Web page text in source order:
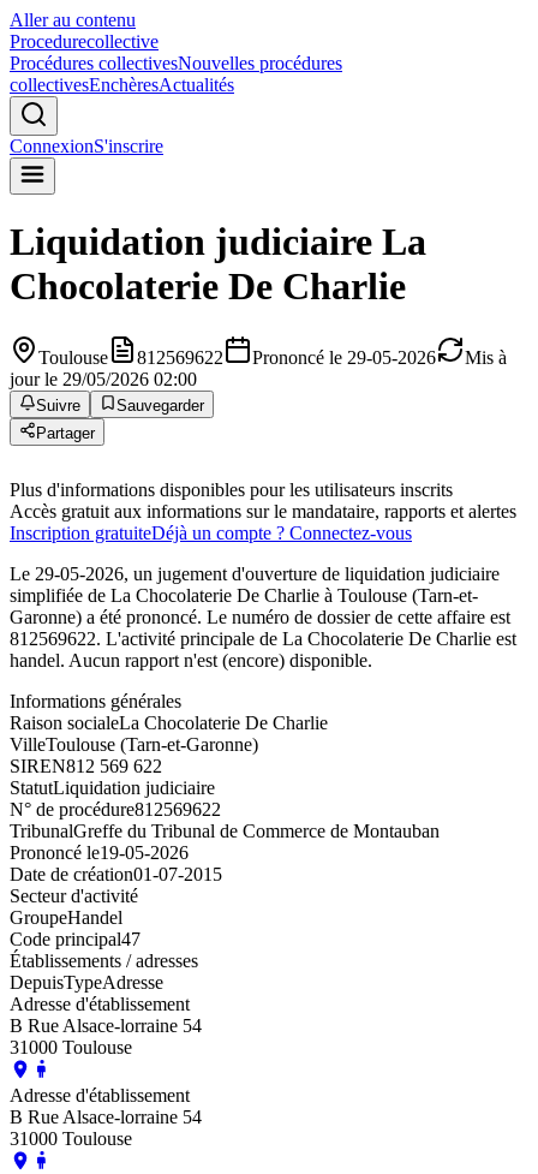
Aller au contenu
Procedurecollective
Procédures collectivesNouvelles procédures
collectivesEnchèresActualités
ConnexionS'inscrire
Liquidation judiciaire La
Chocolaterie De Charlie
Toulouse 812569622 Prononcé le 29-05-2026
Mis à
jour le 29/05/2026 02:00
Suivre
Sauvegarder
Partager
Plus d'informations disponibles pour les utilisateurs inscrits
Accès gratuit aux informations sur le mandataire, rapports et alertes
Inscription gratuiteDéjà un compte ? Connectez-vous
Le 29-05-2026, un jugement d'ouverture de liquidation judiciaire
simplifiée de La Chocolaterie De Charlie à Toulouse (Tarn-et-
Garonne) a été prononcé. Le numéro de dossier de cette affaire est
812569622. L'activité principale de La Chocolaterie De Charlie est
handel. Aucun rapport n'est (encore) disponible.
Informations générales
Raison socialeLa Chocolaterie De Charlie
VilleToulouse (Tarn-et-Garonne)
SIREN812 569 622
StatutLiquidation judiciaire
N° de procédure812569622
TribunalGreffe du Tribunal de Commerce de Montauban
Prononcé le19-05-2026
Date de création01-07-2015
Secteur d'activité
GroupeHandel
Code principal47
Établissements / adresses
DepuisTypeAdresse
Adresse d'établissement
B Rue Alsace-lorraine 54
31000 Toulouse
Adresse d'établissement
B Rue Alsace-lorraine 54
31000 Toulouse